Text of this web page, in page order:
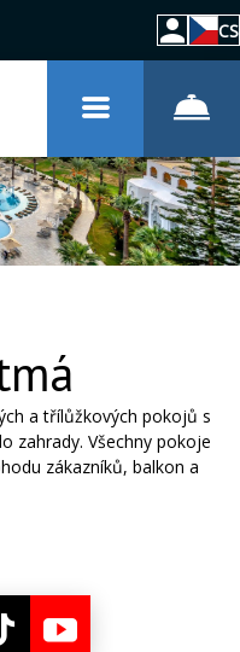
CS
a třílůžkových pokojů s
zahrady. Všechny pokoje
zákazníků, balkon a